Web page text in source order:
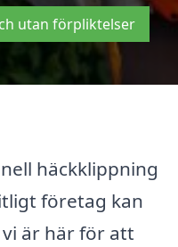
utan förpliktelser
häckklippning
företag kan
är här för att